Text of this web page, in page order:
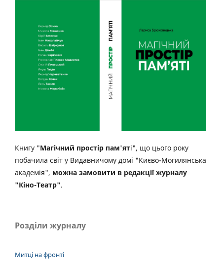
Книгу "Магічний простір пам'яті", що цього року
побачила світ у Видавничому домі "Києво-Могилянська
академія", можна замовити в редакції журналу
"Кіно-Театр".
Розділи журналу
Митці на фронті